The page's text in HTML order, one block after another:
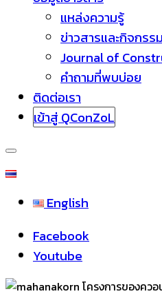
แหล่งความรู้
ข่าวสารและกิจกรรม
Journal of
คำถามที่พบบ่อย
ติดต่อเรา
เข้าสู่ QConZoL
English
Facebook
Youtube
โครงการของค